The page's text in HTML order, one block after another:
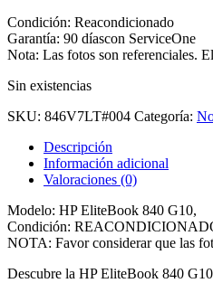
Condición: Reacondicionado
Garantía: 90 díascon ServiceOne
Nota: Las fotos son referenciales.
Sin existencias
SKU: 846V7LT#004 Categoría:
Descripción
Información adicional
Valoraciones (0)
Modelo: HP EliteBook 840 G10,
Condición:
NOTA: Favor considerar que las
Descubre la HP EliteBook 840